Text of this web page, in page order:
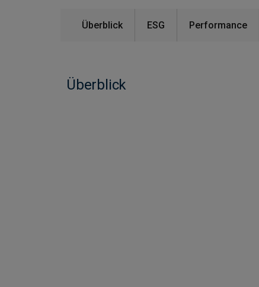
Überblick ESG Performance
Überblick